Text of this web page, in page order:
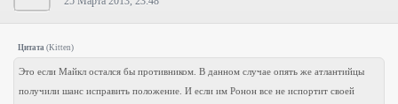
Цитата (Kitten)
Это если Майкл остался бы противником. В данном случае опять же атлантийцы
получили шанс исправить положение. И если им Ронон все не испортит своей